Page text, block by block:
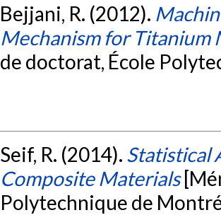
Bejjani, R. (2012).
Mechanism for Titanium
de doctorat, École
Seif, R. (2014). Statistical
Composite Materials
Polytechnique de